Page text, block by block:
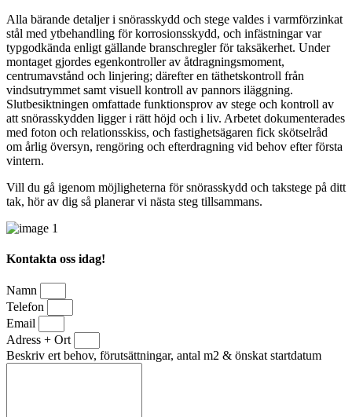
Alla bärande detaljer i snörasskydd och stege valdes i varmförzinkat
stål med ytbehandling för korrosionsskydd, och infästningar var
typgodkända enligt gällande branschregler för taksäkerhet. Under
montaget gjordes egenkontroller av åtdragningsmoment,
centrumavstånd och linjering; därefter en täthetskontroll från
vindsutrymmet samt visuell kontroll av pannors iläggning.
Slutbesiktningen omfattade funktionsprov av stege och kontroll av
att snörasskydden ligger i rätt höjd och i liv. Arbetet dokumenterades
med foton och relationsskiss, och fastighetsägaren fick skötselråd
om årlig översyn, rengöring och efterdragning vid behov efter första
vintern.
Vill du gå igenom möjligheterna för snörasskydd och takstege på ditt
tak, hör av dig så planerar vi nästa steg tillsammans.
Kontakta oss idag!
Namn
Telefon
Email
Adress + Ort
Beskriv ert behov, förutsättningar, antal m2 & önskat startdatum